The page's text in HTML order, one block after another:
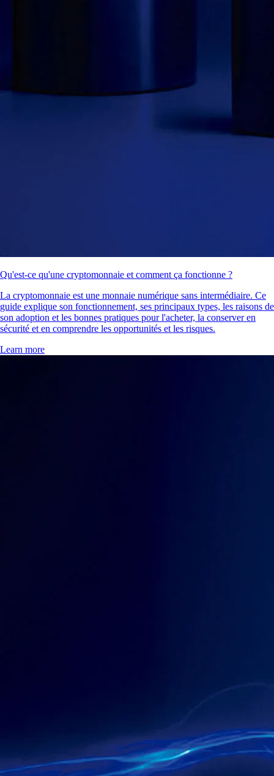
Qu'est-ce qu'une cryptomonnaie et comment ça fonctionne ?
La cryptomonnaie est une monnaie numérique sans intermédiaire. Ce
guide explique son fonctionnement, ses principaux types, les raisons de
son adoption et les bonnes pratiques pour l'acheter, la conserver en
sécurité et en comprendre les opportunités et les risques.
Learn more